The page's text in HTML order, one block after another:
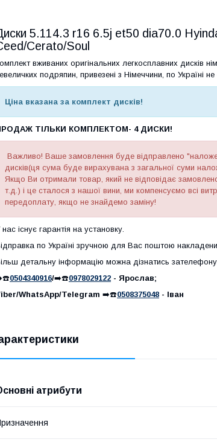
5.114.3 r16 6.5j et50 dia70.0
Cerato/Soul
вживаних оригінальних легкосплавних дисків
подряпин, привезені з Німеччини, по Україні
Ціна вказана за комплект дисків!
ТІЛЬКИ КОМПЛЕКТОМ- 4 ДИСКИ!
Важливо! Ваше замовлення буде відправлено
дисків(ця сума буде вирахувана з загальної суми
Якщо Ви отримали товар, який не відповідає
т.д.) і це сталося з нашої вини, ми компенсуємо всі
передоплату, якщо не знайдемо заміну!
нас існує гарантія на установку.
по Україні зручною для Вас поштою
детальну інформацію можна дізнатись
0504340916/➡️☎️0978029122 - Ярослав;
WhatsApp/Telegram ➡️☎️0508375048 - Іван
атрибути